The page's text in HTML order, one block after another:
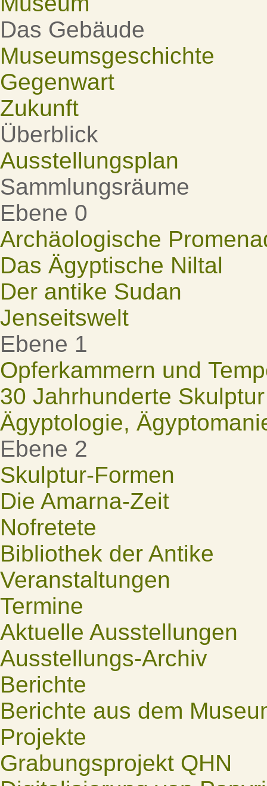
Das Gebäude
Museumsgeschichte
Gegenwart
Zukunft
Überblick
Ausstellungsplan
Sammlungsräume
Ebene 0
Archäologische
Das Ägyptische Niltal
Der antike Sudan
Jenseitswelt
Ebene 1
Opferkammern und
30 Jahrhunderte Skulptur
Ägyptologie,
Ebene 2
Skulptur-Formen
Die Amarna-Zeit
Nofretete
Bibliothek der Antike
Veranstaltungen
Termine
Aktuelle Ausstellungen
Ausstellungs-Archiv
Berichte
Berichte aus dem
Projekte
Grabungsprojekt QHN